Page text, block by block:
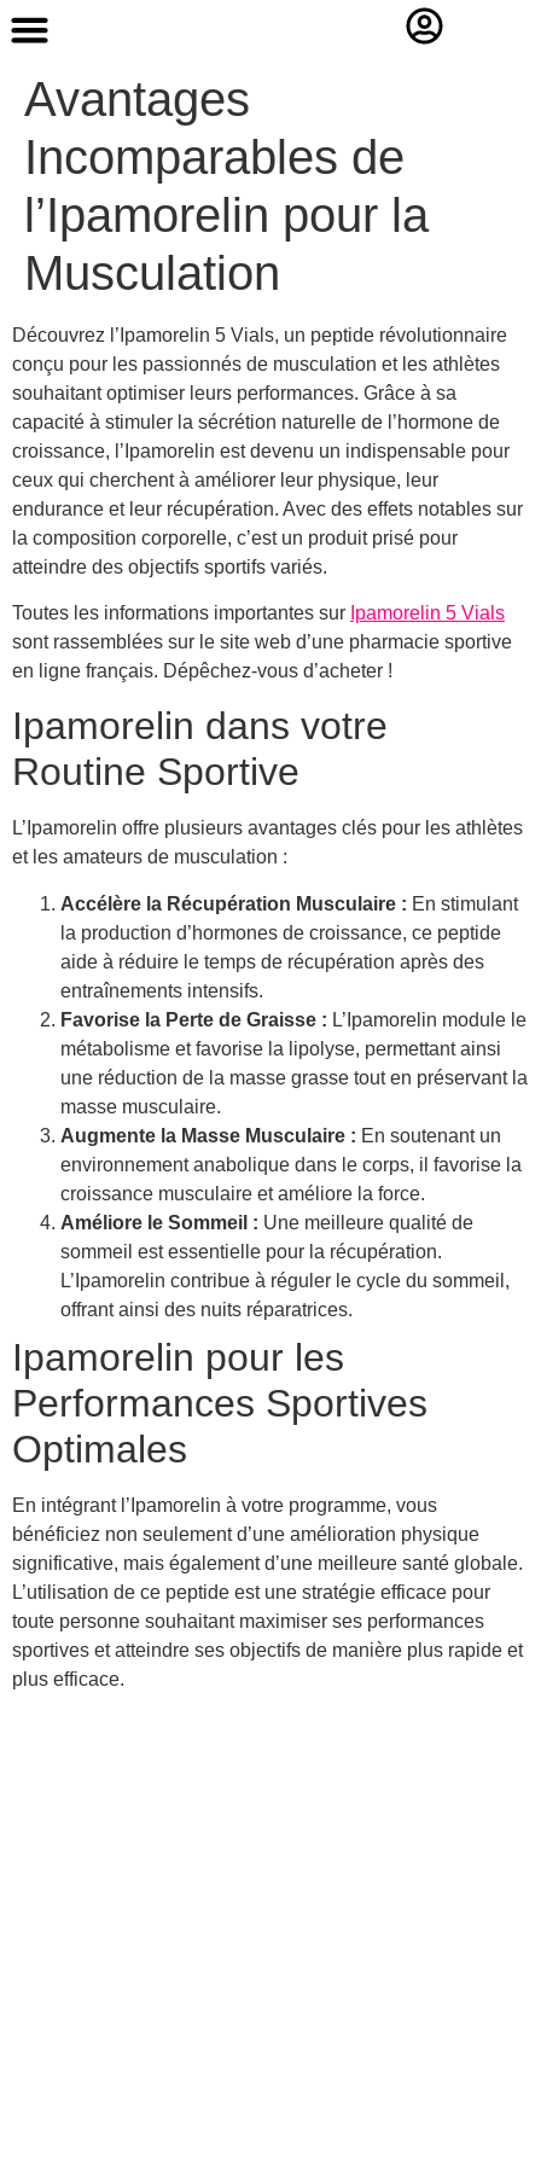
Avantages
Incomparables de
l’Ipamorelin pour la
Musculation
Découvrez l’Ipamorelin 5 Vials, un peptide révolutionnaire
conçu pour les passionnés de musculation et les athlètes
souhaitant optimiser leurs performances. Grâce à sa
capacité à stimuler la sécrétion naturelle de l’hormone de
croissance, l’Ipamorelin est devenu un indispensable pour
ceux qui cherchent à améliorer leur physique, leur
endurance et leur récupération. Avec des effets notables sur
la composition corporelle, c’est un produit prisé pour
atteindre des objectifs sportifs variés.
Toutes les informations importantes sur Ipamorelin 5 Vials
sont rassemblées sur le site web d’une pharmacie sportive
en ligne français. Dépêchez-vous d’acheter !
Ipamorelin dans votre
Routine Sportive
L’Ipamorelin offre plusieurs avantages clés pour les athlètes
et les amateurs de musculation :
Accélère la Récupération Musculaire : En stimulant
la production d’hormones de croissance, ce peptide
aide à réduire le temps de récupération après des
entraînements intensifs.
Favorise la Perte de Graisse : L’Ipamorelin module le
métabolisme et favorise la lipolyse, permettant ainsi
une réduction de la masse grasse tout en préservant la
masse musculaire.
Augmente la Masse Musculaire : En soutenant un
environnement anabolique dans le corps, il favorise la
croissance musculaire et améliore la force.
Améliore le Sommeil : Une meilleure qualité de
sommeil est essentielle pour la récupération.
L’Ipamorelin contribue à réguler le cycle du sommeil,
offrant ainsi des nuits réparatrices.
Ipamorelin pour les
Performances Sportives
Optimales
En intégrant l’Ipamorelin à votre programme, vous
bénéficiez non seulement d’une amélioration physique
significative, mais également d’une meilleure santé globale.
L’utilisation de ce peptide est une stratégie efficace pour
toute personne souhaitant maximiser ses performances
sportives et atteindre ses objectifs de manière plus rapide et
plus efficace.